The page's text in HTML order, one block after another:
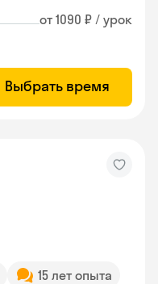
от 1090 ₽ / урок
Выбрать время
15 лет опыта